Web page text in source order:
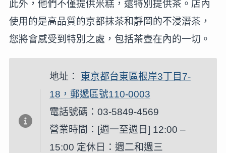
此外，他們不僅提供米糕，還特別提供茶。店內
使用的是高品質的京都抹茶和靜岡的不浸潛茶，
您將會感受到特別之處，包括茶壺在內的一切。
地址： 東京都台東區根岸3丁目7-
18，郵遞區號110-0003
電話號碼：03-5849-4569
營業時間：[週一至週日] 12:00 –
15:00 定休日：週二和週三